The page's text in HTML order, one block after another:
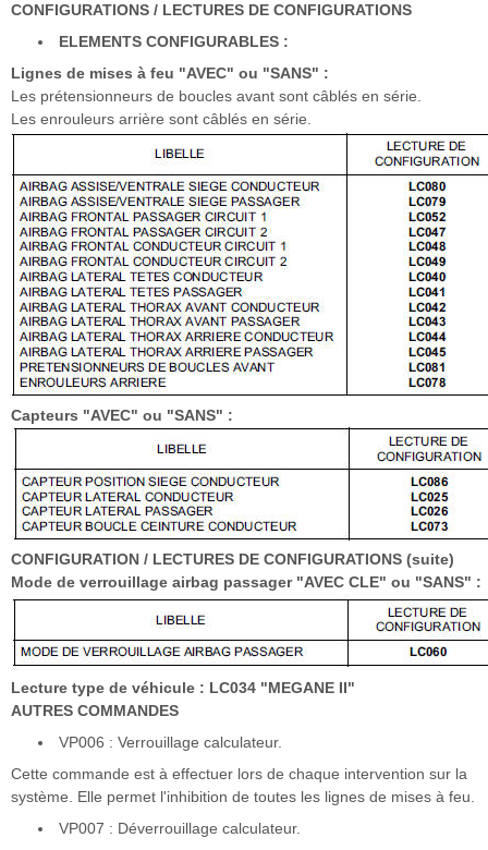
CONFIGURATIONS / LECTURES DE CONFIGURATIONS
ELEMENTS CONFIGURABLES :
Lignes de mises à feu "AVEC" ou "SANS" :
Les prétensionneurs de boucles avant sont câblés en série.
Les enrouleurs arrière sont câblés en série.
Capteurs "AVEC" ou "SANS" :
CONFIGURATION / LECTURES DE CONFIGURATIONS (suite)
Mode de verrouillage airbag passager "AVEC CLE" ou "SANS" :
Lecture type de véhicule : LC034 "MEGANE II"
AUTRES COMMANDES
VP006 : Verrouillage calculateur.
Cette commande est à effectuer lors de chaque intervention sur la
système. Elle permet l'inhibition de toutes les lignes de mises à feu.
VP007 : Déverrouillage calculateur.